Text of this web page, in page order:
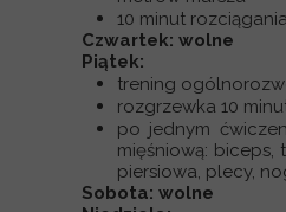
10 minut rozciągania
Czwartek: wolne
Piątek:
trening
rozgrzewka 10
po jednym
mięśniową: biceps,
piersiowa, plecy,
Sobota: wolne